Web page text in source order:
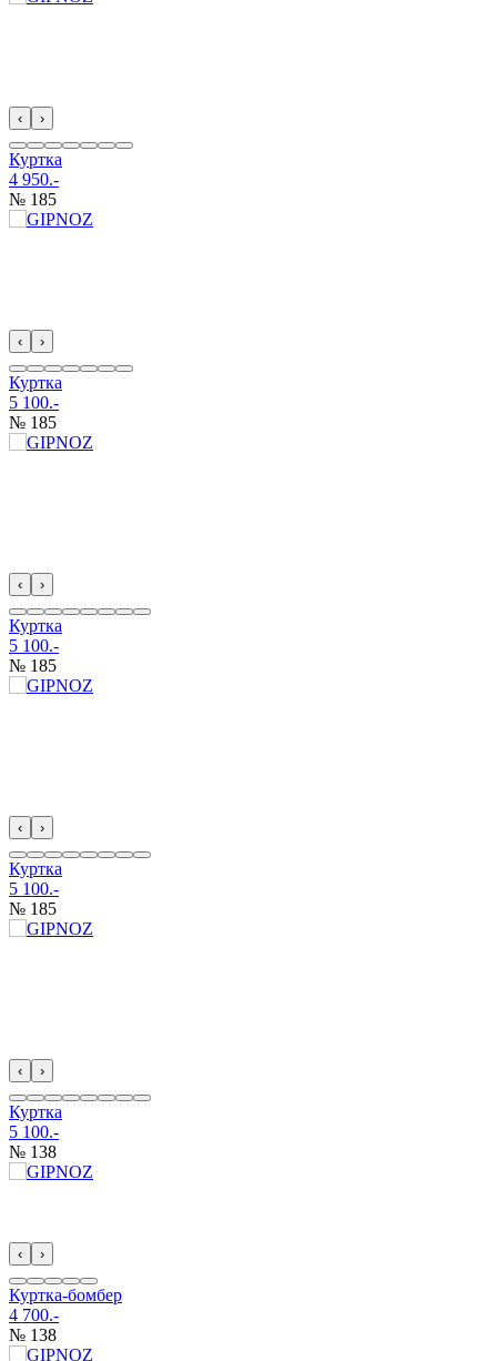
‹ ›
Куртка
4 950.-
№ 185
‹ ›
Куртка
5 100.-
№ 185
‹ ›
Куртка
5 100.-
№ 185
‹ ›
Куртка
5 100.-
№ 185
‹ ›
Куртка
5 100.-
№ 138
‹ ›
Куртка-бомбер
4 700.-
№ 138